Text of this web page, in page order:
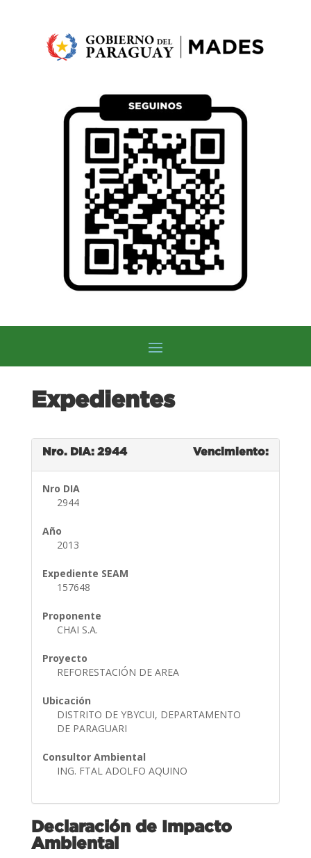
Expedientes
Nro. DIA: 2944 Vencimiento:
Nro DIA
2944
Año
2013
Expediente SEAM
157648
Proponente
CHAI S.A.
Proyecto
REFORESTACIÓN DE AREA
Ubicación
DISTRITO DE YBYCUI, DEPARTAMENTO
DE PARAGUARI
Consultor Ambiental
ING. FTAL ADOLFO AQUINO
Declaración de Impacto
Ambiental